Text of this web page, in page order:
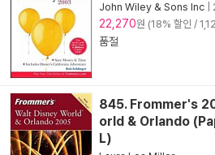
John Wiley & Sons Inc
22,270원 (18% 할인 /
품절
845. Frommer's
orld & Orlando
L)